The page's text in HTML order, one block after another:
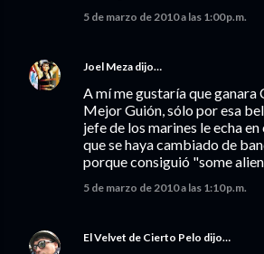
5 de marzo de 2010 a las 1:00 p.m.
Joel Meza dijo…
A mí me gustaría que ganara
Mejor Guión, sólo por esa
jefe de los marines le echa
que se haya cambiado de
porque consiguió "some
5 de marzo de 2010 a las 1:10 p.m.
El Velvet de Cierto Pelo dijo…